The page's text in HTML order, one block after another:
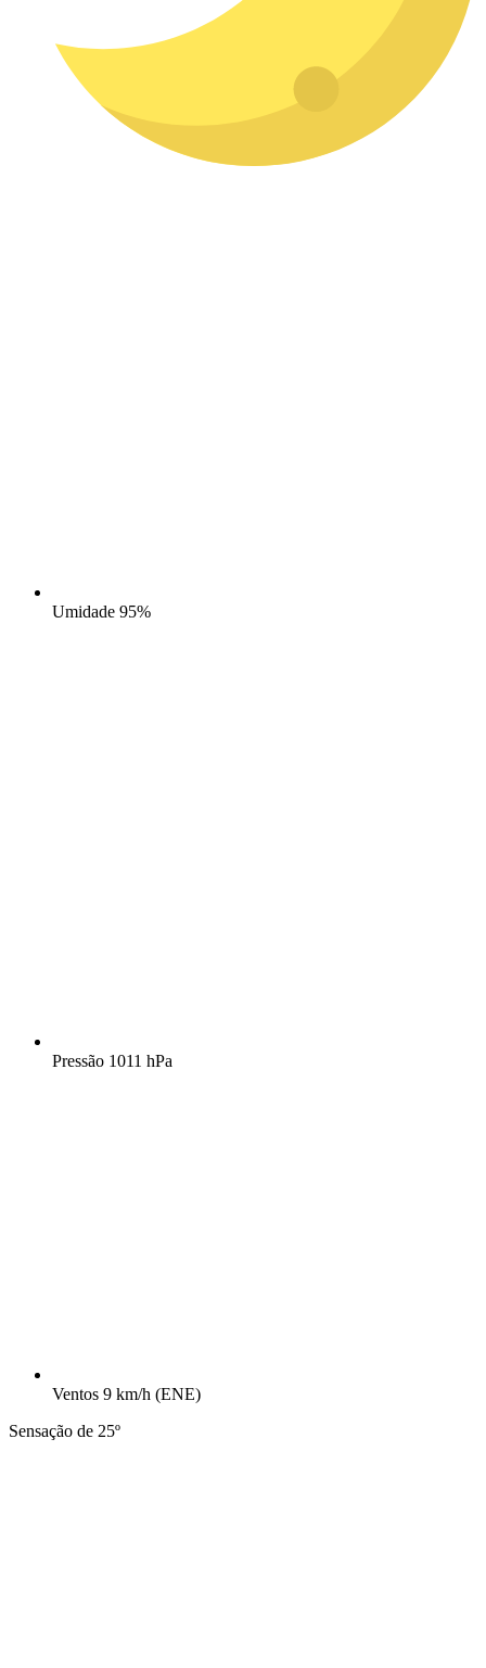
Umidade 95%
Pressão 1011 hPa
Ventos 9 km/h (ENE)
Sensação de 25º